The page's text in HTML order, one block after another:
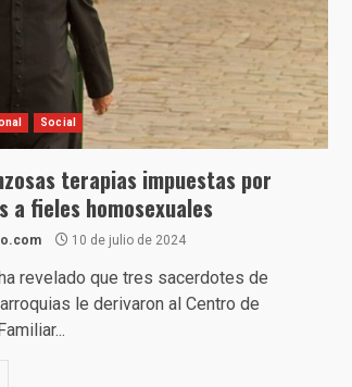
Social
terapias impuestas por
a fieles homosexuales
10 de julio de 2024
revelado que tres sacerdotes de
le derivaron al Centro de